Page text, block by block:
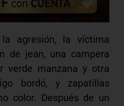
agresión, la víctima
de jean, una campera
verde manzana y otra
bordó, y zapatillas
color. Después de un